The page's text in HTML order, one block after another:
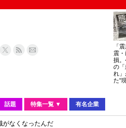
「
震
損
の
れ」
た“
話題 特集一覧 ▼ 有名企業
がなくなったんだ